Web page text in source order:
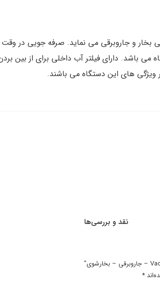
که به طور همزمان یا جداگانه تی بخار و جاروبرقی می
می باشد. دارای فیلتر آب داخلی برای از
ویژگی های این دستگاه می باشند.
نقد و بررسی‌ها
*